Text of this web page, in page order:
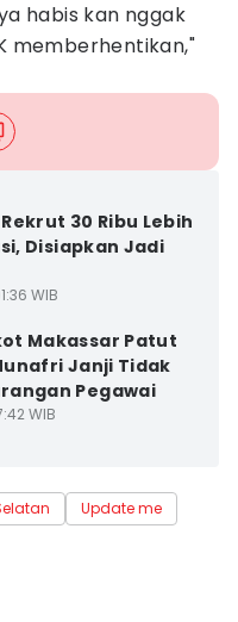
habis kan nggak
memberhentikan,"
30 Ribu Lebih
Disiapkan Jadi
WIB
Makassar Patut
Janji Tidak
Pegawai
WIB
Update me